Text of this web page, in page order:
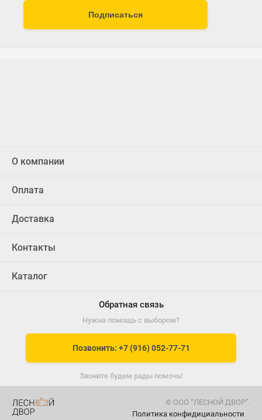
Подписаться
О компании
Оплата
Доставка
Контакты
Каталог
Обратная связь
Нужна помощь с выбором?
Позвонить: +7 (916) 052-77-71
Звоните будем рады помочь!
© ООО “ЛЕСНОЙ ДВОР”.
Политика конфидициальности